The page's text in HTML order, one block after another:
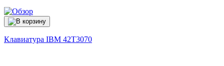
Клавиатура IBM 42T3070